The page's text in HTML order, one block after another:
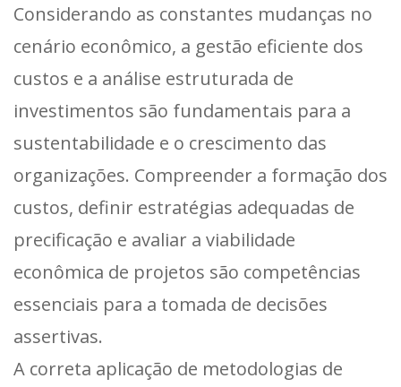
Considerando as constantes mudanças no
cenário econômico, a gestão eficiente dos
custos e a análise estruturada de
investimentos são fundamentais para a
sustentabilidade e o crescimento das
organizações. Compreender a formação dos
custos, definir estratégias adequadas de
precificação e avaliar a viabilidade
econômica de projetos são competências
essenciais para a tomada de decisões
assertivas.
A correta aplicação de metodologias de